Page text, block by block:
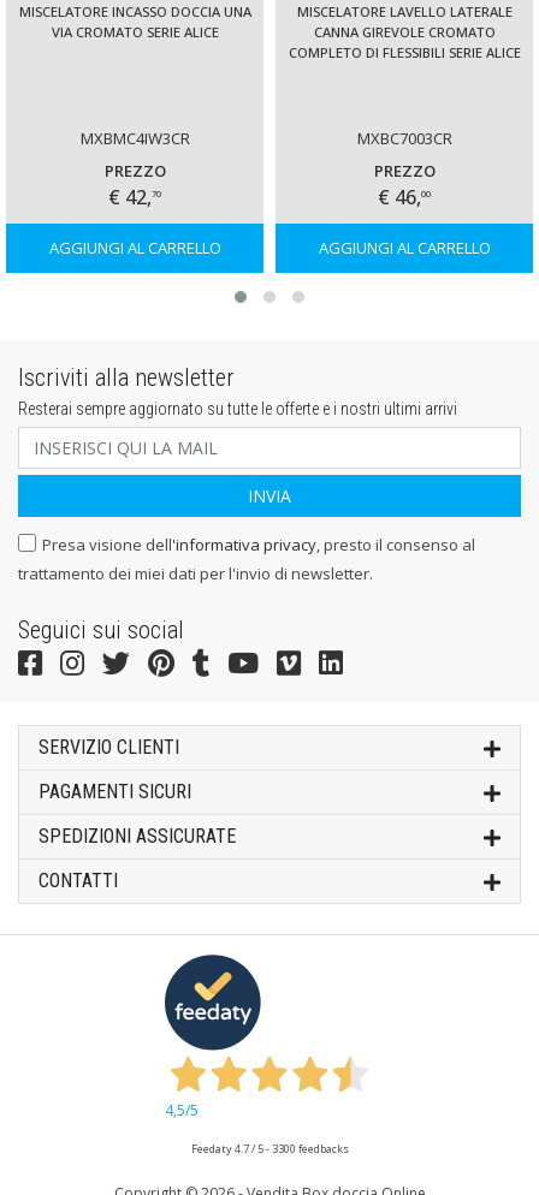
MISCELATORE INCASSO DOCCIA UNA
VIA CROMATO SERIE ALICE
MXBMC4IW3CR
PREZZO
€ 42,70
AGGIUNGI AL CARRELLO
MISCELATORE LAVELLO LATERALE
CANNA GIREVOLE CROMATO
COMPLETO DI FLESSIBILI SERIE ALICE
MXBC7003CR
PREZZO
€ 46,00
AGGIUNGI AL CARRELLO
Iscriviti alla newsletter
Resterai sempre aggiornato su tutte le offerte e i nostri ultimi arrivi
Presa visione dell'informativa privacy, presto il consenso al
trattamento dei miei dati per l'invio di newsletter.
Seguici sui social
SERVIZIO CLIENTI
PAGAMENTI SICURI
SPEDIZIONI ASSICURATE
CONTATTI
4,5/5
Feedaty4.7/ 5- 3300 feedbacks